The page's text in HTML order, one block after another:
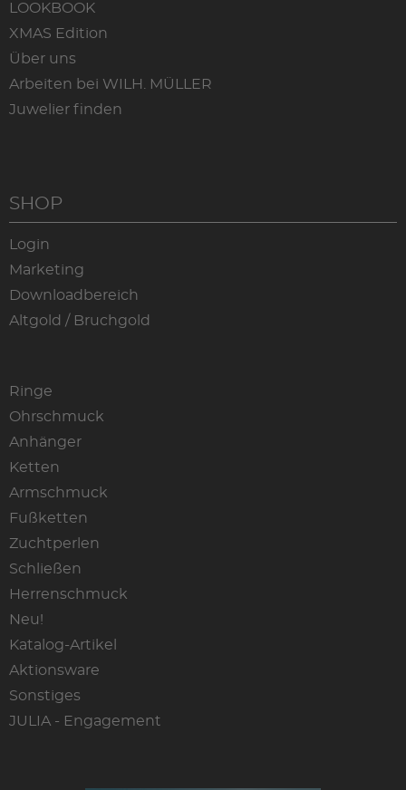
LOOKBOOK
XMAS Edition
Über uns
Arbeiten bei WILH. MÜLLER
Juwelier finden
SHOP
Login
Marketing
Downloadbereich
Altgold / Bruchgold
Ringe
Ohrschmuck
Anhänger
Ketten
Armschmuck
Fußketten
Zuchtperlen
Schließen
Herrenschmuck
Neu!
Katalog-Artikel
Aktionsware
Sonstiges
JULIA - Engagement